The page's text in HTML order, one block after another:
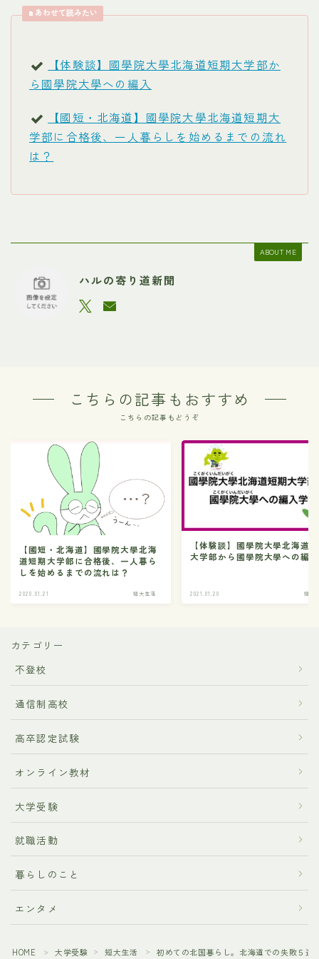
あわせて読みたい
【体験談】國學院大學北海道短期大学部か
ら國學院大學への編入
【國短・北海道】國學院大學北海道短期大
学部に合格後、一人暮らしを始めるまでの流れ
は？
ABOUT ME
ハルの寄り道新聞
こちらの記事もおすすめ
こちらの記事もどうぞ
【國短・北海道】國學院大學北海
道短期大学部に合格後、一人暮ら
しを始めるまでの流れは？
2020.01.21 短大生活
【体験談】國學院大學北海道
大学部から國學院大學への編入
2021.01.20 短大
カテゴリー
不登校
通信制高校
高卒認定試験
オンライン教材
大学受験
就職活動
暮らしのこと
エンタメ
HOME ＞ 大学受験 ＞ 短大生活 ＞ 初めての北国暮らし。北海道での失敗５選